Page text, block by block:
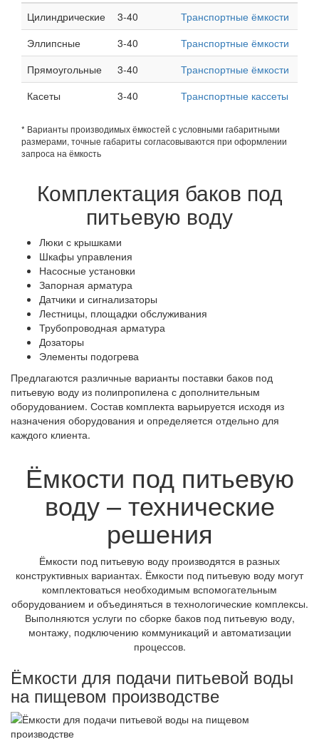
Цилиндрические
3-40
Транспортные ёмкости
Эллипсные
3-40
Транспортные ёмкости
Прямоугольные
3-40
Транспортные ёмкости
Касеты
3-40 Транспортные кассеты
* Варианты производимых ёмкостей с условными габаритными
размерами, точные габариты согласовываются при оформлении
запроса на ёмкость
Комплектация баков под
питьевую воду
Люки с крышками
Шкафы управления
Насосные установки
Запорная арматура
Датчики и сигнализаторы
Лестницы, площадки обслуживания
Трубопроводная арматура
Дозаторы
Элементы подогрева
Предлагаются различные варианты поставки баков под
питьевую воду из полипропилена с дополнительным
оборудованием. Состав комплекта варьируется исходя из
назначения оборудования и определяется отдельно для
каждого клиента.
Ёмкости под питьевую
воду – технические
решения
Ёмкости под питьевую воду производятся в разных
конструктивных вариантах. Ёмкости под питьевую воду могут
комплектоваться необходимым вспомогательным
оборудованием и объединяться в технологические комплексы.
Выполняются услуги по сборке баков под питьевую воду,
монтажу, подключению коммуникаций и автоматизации
процессов.
Ёмкости для подачи питьевой воды
на пищевом производстве